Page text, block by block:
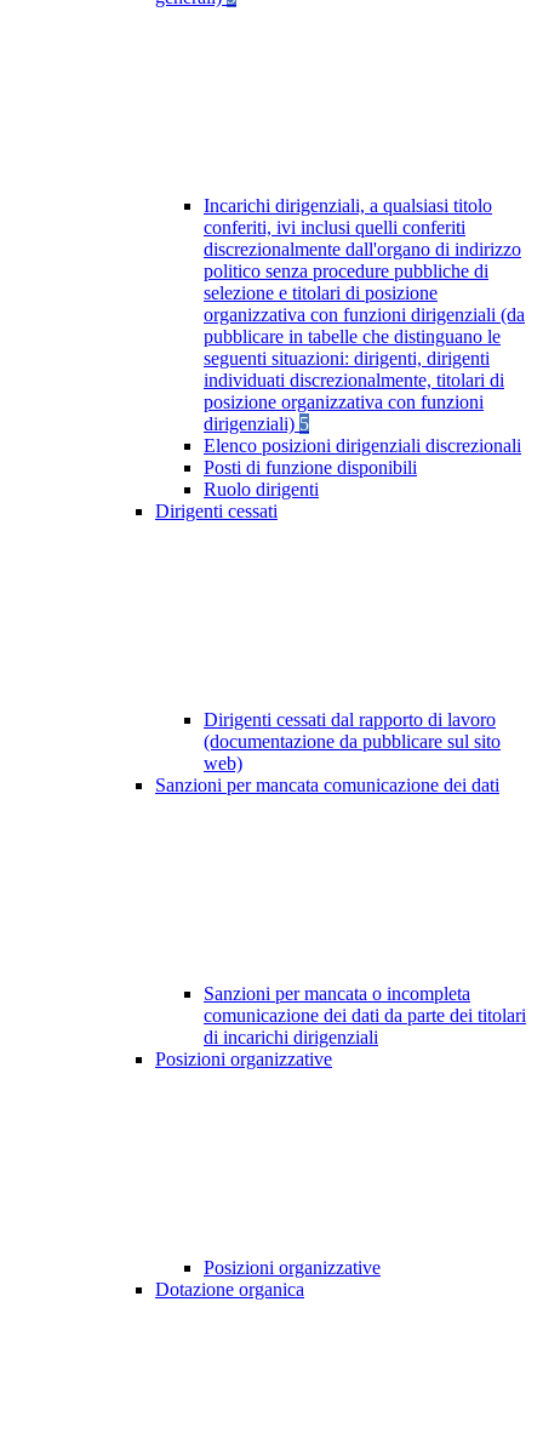
Incarichi dirigenziali, a qualsiasi titolo
conferiti, ivi inclusi quelli conferiti
discrezionalmente dall'organo di indirizzo
politico senza procedure pubbliche di
selezione e titolari di posizione
organizzativa con funzioni dirigenziali (da
pubblicare in tabelle che distinguano le
seguenti situazioni: dirigenti, dirigenti
individuati discrezionalmente, titolari di
posizione organizzativa con funzioni
dirigenziali) 5
Elenco posizioni dirigenziali discrezionali
Posti di funzione disponibili
Ruolo dirigenti
Dirigenti cessati
Dirigenti cessati dal rapporto di lavoro
(documentazione da pubblicare sul sito
web)
Sanzioni per mancata comunicazione dei dati
Sanzioni per mancata o incompleta
comunicazione dei dati da parte dei titolari
di incarichi dirigenziali
Posizioni organizzative
Posizioni organizzative
Dotazione organica